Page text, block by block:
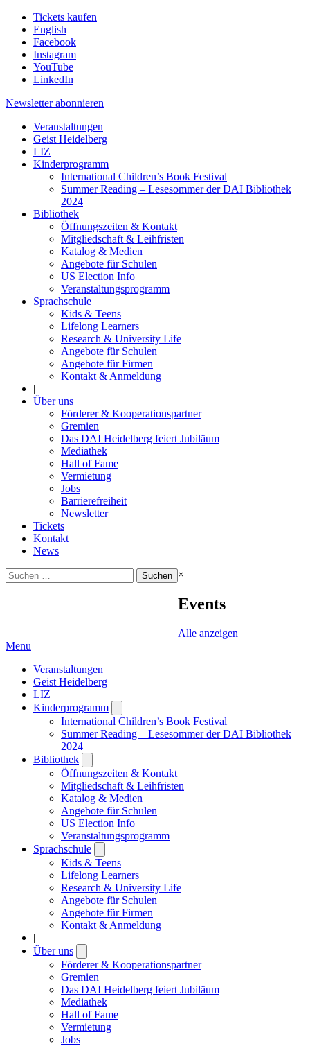
Tickets kaufen
English
Facebook
Instagram
YouTube
LinkedIn
Newsletter abonnieren
Veranstaltungen
Geist Heidelberg
LIZ
Kinderprogramm
International Children’s Book Festival
Summer Reading – Lesesommer der DAI Bibliothek
2024
Bibliothek
Öffnungszeiten & Kontakt
Mitgliedschaft & Leihfristen
Katalog & Medien
Angebote für Schulen
US Election Info
Veranstaltungsprogramm
Sprachschule
Kids & Teens
Lifelong Learners
Research & University Life
Angebote für Schulen
Angebote für Firmen
Kontakt & Anmeldung
|
Über uns
Förderer & Kooperationspartner
Gremien
Das DAI Heidelberg feiert Jubiläum
Mediathek
Hall of Fame
Vermietung
Jobs
Barrierefreiheit
Newsletter
Tickets
Kontakt
News
Suchen
nach:
×
Events
Alle anzeigen
Menu
Veranstaltungen
Geist Heidelberg
LIZ
Kinderprogramm
submenu
International Children’s Book Festival
Summer Reading – Lesesommer der DAI Bibliothek
2024
Bibliothek
submenu
Öffnungszeiten & Kontakt
Mitgliedschaft & Leihfristen
Katalog & Medien
Angebote für Schulen
US Election Info
Veranstaltungsprogramm
Sprachschule
submenu
Kids & Teens
Lifelong Learners
Research & University Life
Angebote für Schulen
Angebote für Firmen
Kontakt & Anmeldung
|
Über uns
submenu
Förderer & Kooperationspartner
Gremien
Das DAI Heidelberg feiert Jubiläum
Mediathek
Hall of Fame
Vermietung
Jobs